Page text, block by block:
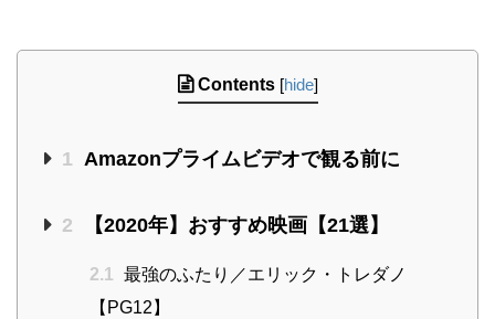
Contents [hide]
1 Amazonプライムビデオで観る前に
2 【2020年】おすすめ映画【21選】
2.1 最強のふたり／エリック・トレダノ
【PG12】